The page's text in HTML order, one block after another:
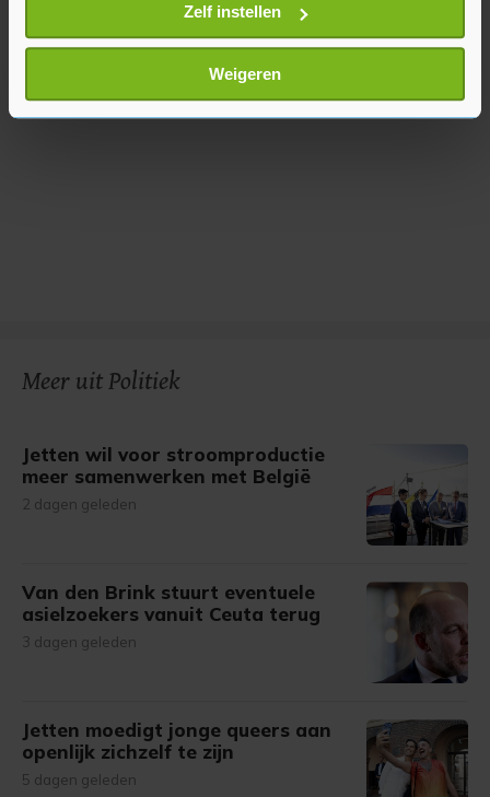
Uw apparaat identificeren door het actief te
scannen op specifieke eigenschappen (fingerprinting)
Lees meer over hoe uw persoonlijke gegevens worden
verwerkt en stel uw voorkeuren in het
U kunt uw toestemming op elk moment wijzigen of
Zelf instellen
Weigeren
Meer uit Politiek
Jetten wil voor stroomproductie
meer samenwerken met België
2 dagen geleden
Van den Brink stuurt eventuele
asielzoekers vanuit Ceuta terug
3 dagen geleden
Jetten moedigt jonge queers aan
openlijk zichzelf te zijn
5 dagen geleden